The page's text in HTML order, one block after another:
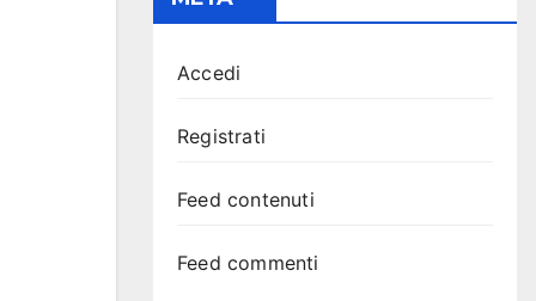
Accedi
Registrati
Feed contenuti
Feed commenti